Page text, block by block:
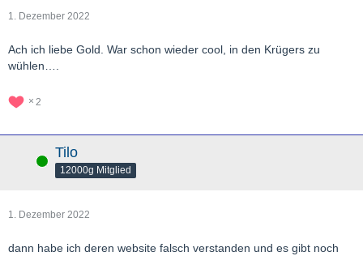
1. Dezember 2022
Ach ich liebe Gold. War schon wieder cool, in den Krügers zu
wühlen….
2
Online Tilo
12000g Mitglied
1. Dezember 2022
dann habe ich deren website falsch verstanden und es gibt noch